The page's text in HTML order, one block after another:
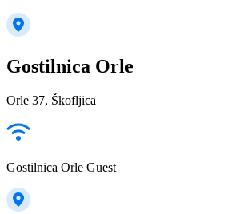
Gostilnica Orle
Orle 37, Škofljica
Gostilnica Orle Guest